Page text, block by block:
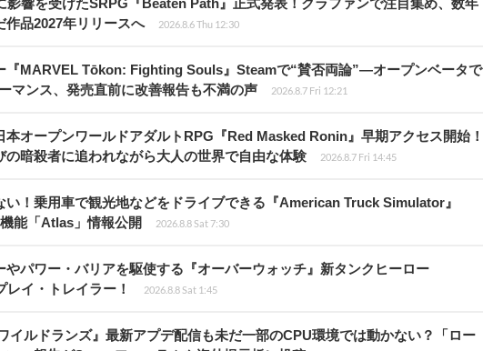
影響を受けたSRPG『Beaten Path』正式発表！クラファンで注目集め、数年
作品2027年リリースへ
2026.8.6 Thu 12:30
『MARVEL Tōkon: Fighting Souls』Steamで“賛否両論”―オープンベータで
マンス、発売直前に改善報告も不満の声
2026.8.7 Fri 12:21
本オープンワールドアダルトRPG『Red Masked Ronin』早期アクセス開始！
の暗殺者に追われながら大人の世界で自由な体験
2026.8.7 Fri 14:45
い！乗用車で観光地などをドライブできる『American Truck Simulator』
能「Atlas」情報公開
2026.8.8 Sat 7:30
やパワー・バリアを駆使する『オーバーウォッチ』新タンクヒーロー
レイ・トレイラー！
2026.8.8 Sat 1:45
イルドランズ』最新アプデ配信も未だ一部のCPU環境では動かない？「ロー